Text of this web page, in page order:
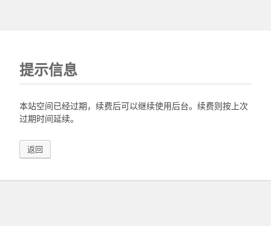
提示信息
本站空间已经过期，续费后可以继续使用后台。续费则按上次
过期时间延续。
返回